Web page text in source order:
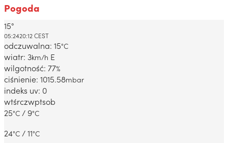
Pogoda
Dabrowa Gornicza, PL
15°
05:2420:12 CEST
odczuwalna: 15°C
wiatr: 3km/h E
wilgotność: 77%
ciśnienie: 1015.58mbar
indeks uv: 0
wtśrczwptsob
25°C / 9°C
24°C / 11°C